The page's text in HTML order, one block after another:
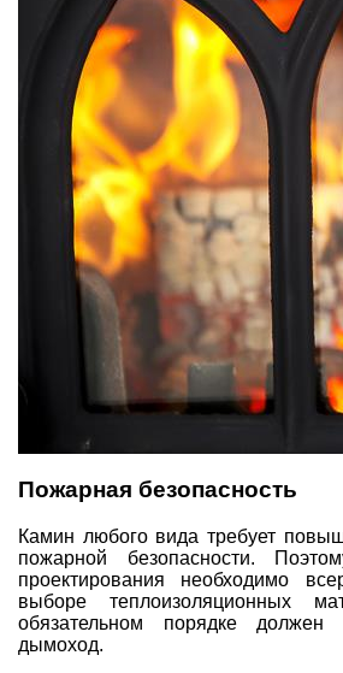
Пожарная безопасность
Камин любого вида требует
пожарной безопасности.
проектирования необходимо
выборе теплоизоляционных
обязательном порядке
дымоход.